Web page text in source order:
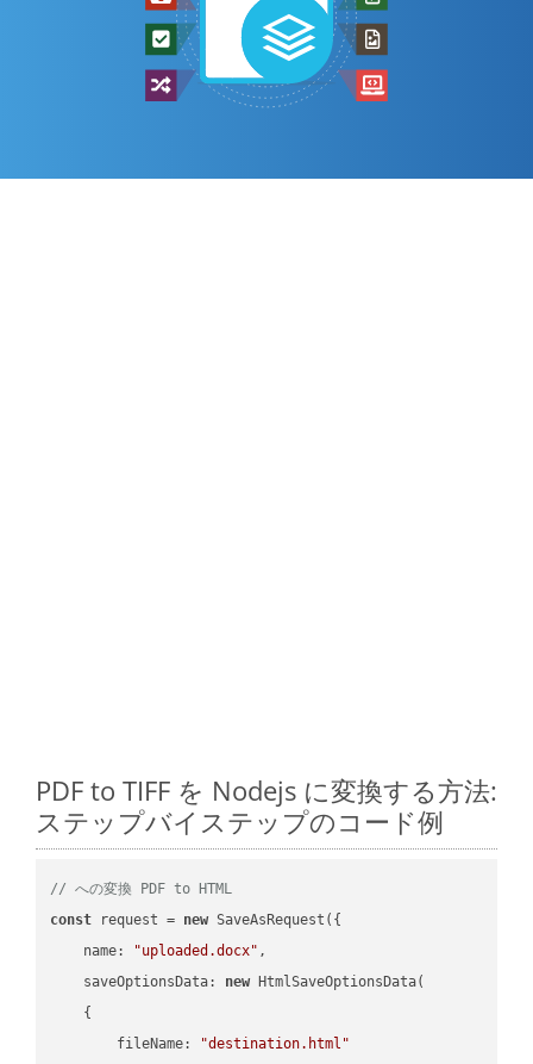
PDF to TIFF を Nodejs に変換する方法:
ステップバイステップのコード例
// への変換 PDF to HTML
const request = new SaveAsRequest({
name: "uploaded.docx" ,
saveOptionsData: new HtmlSaveOptionsData(
    {
fileName:
"destination.html"